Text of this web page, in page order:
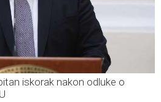
iskorak nakon odluke o